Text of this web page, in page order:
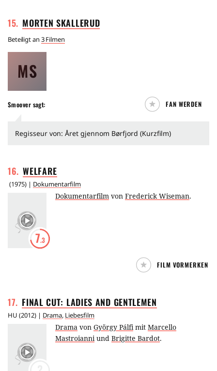
15. MORTENSKALLERUD
Beteiligt an 3 Filmen
MS
Smoover sagt: FAN WERDEN
Regisseur von: Året gjennom Børfjord (Kurzfilm)
16. WELFARE
(1975) | Dokumentarfilm
7.3
Dokumentarfilm von Frederick Wiseman.
FILM VORMERKEN
17. FINAL CUT: LADIES AND GENTLEMEN
HU (2012) | Drama, Liebesfilm
Drama von György Pálfimit Marcello
Mastroianniund Brigitte Bardot.